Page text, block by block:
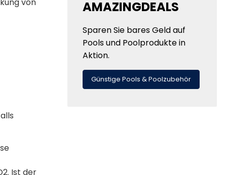
Ist der
AMAZINGDEALS
Sparen Sie bares Geld auf
Pools und Poolprodukte in
Aktion.
Günstige Pools & Poolzubehör